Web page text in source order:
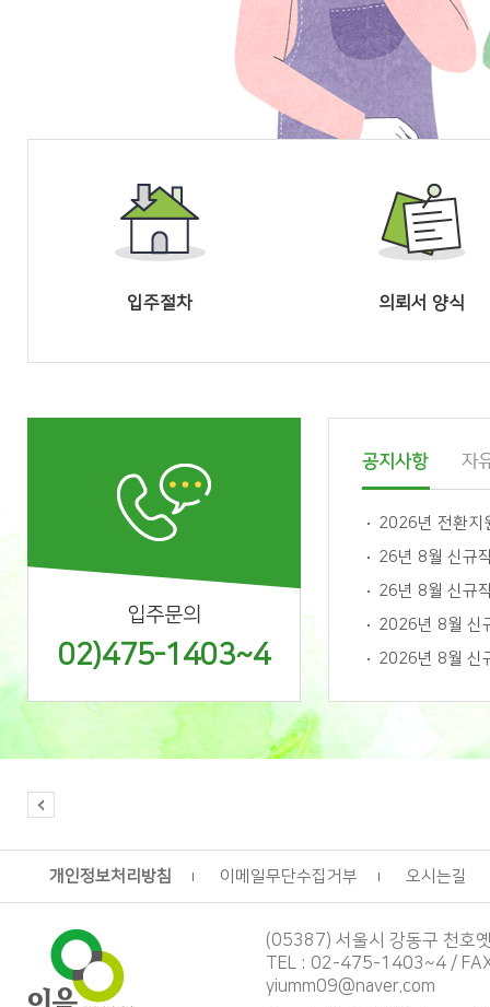
입주절차 의뢰서 양식
입주문의
02)475-1403~4
2026년 전환지
26년 8월 신규
26년 8월 신규
2026년 8월 신
2026년 8월 신
개인정보처리방침 이메일무단수집거부 오시는길
(05387) 서울시 강동구 천
TEL : 02-475-1403~4 /
yiumm09@naver.com